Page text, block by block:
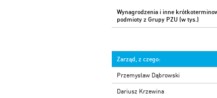
Wynagrodzenia i inne
podmioty z Grupy PZU (w tys.)
Zarząd, z czego:
Przemysław Dąbrowski
Dariusz Krzewina